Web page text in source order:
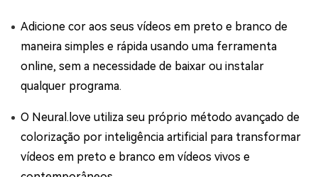
Adicione cor aos seus vídeos em preto e branco de
maneira simples e rápida usando uma ferramenta
online, sem a necessidade de baixar ou instalar
qualquer programa.
O Neural.love utiliza seu próprio método avançado de
colorização por inteligência artificial para transformar
vídeos em preto e branco em vídeos vivos e